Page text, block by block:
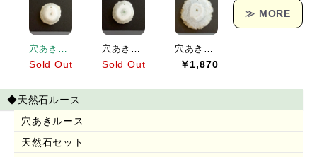
Sold Out Sold Out ￥1,870
≫ MORE
◆天然石ルース
穴あきルース
天然石セット